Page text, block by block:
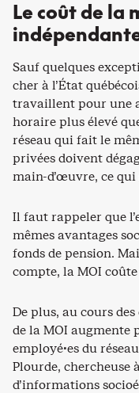
Le coût de la
Sauf quelques
cher à l’État
travaillent pour une
horaire plus élevé
réseau qui fait le
privées doivent
main-d’œuvre, ce
Il faut rappeler que
mêmes avantages
fonds de pension.
compte, la MOI
De plus, au cours
de la MOI augmente
employé·es du
Plourde, chercheuse
d’informations